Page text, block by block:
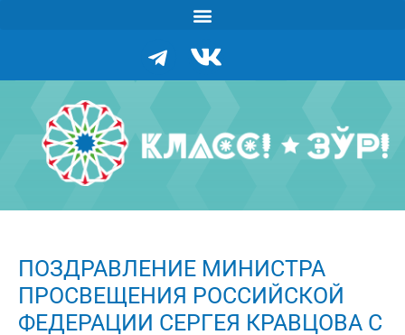
ПОЗДРАВЛЕНИЕ МИНИСТРА
ПРОСВЕЩЕНИЯ РОССИЙСКОЙ
ФЕДЕРАЦИИ СЕРГЕЯ КРАВЦОВА С